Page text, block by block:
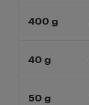
400 g
40 g
50 g